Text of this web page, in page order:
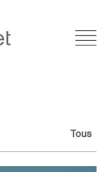
Tous